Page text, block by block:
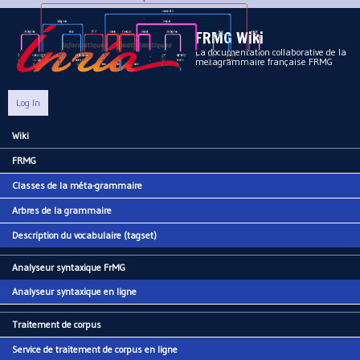
Aller au contenu principal
FRMG Wiki
La documentation collaborative de la
metagrammaire française FRMG
Log In
Main menu
Wiki
FRMG
Classes de la méta-grammaire
Arbres de la grammaire
Description du vocabulaire (tagset)
Analyseur syntaxique FrMG
Analyseur syntaxique en ligne
Traitement de corpus
Service de traitement de corpus en ligne